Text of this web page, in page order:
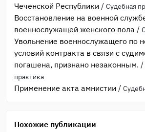
Чеченской Республики / Судебная
Восстановление на военной
военнослужащей женского пола /
Увольнение военнослужащего по
условий контракта в связи с
погашена, признано незаконным. /
практика
Применение акта амнистии /
Похожие публикации